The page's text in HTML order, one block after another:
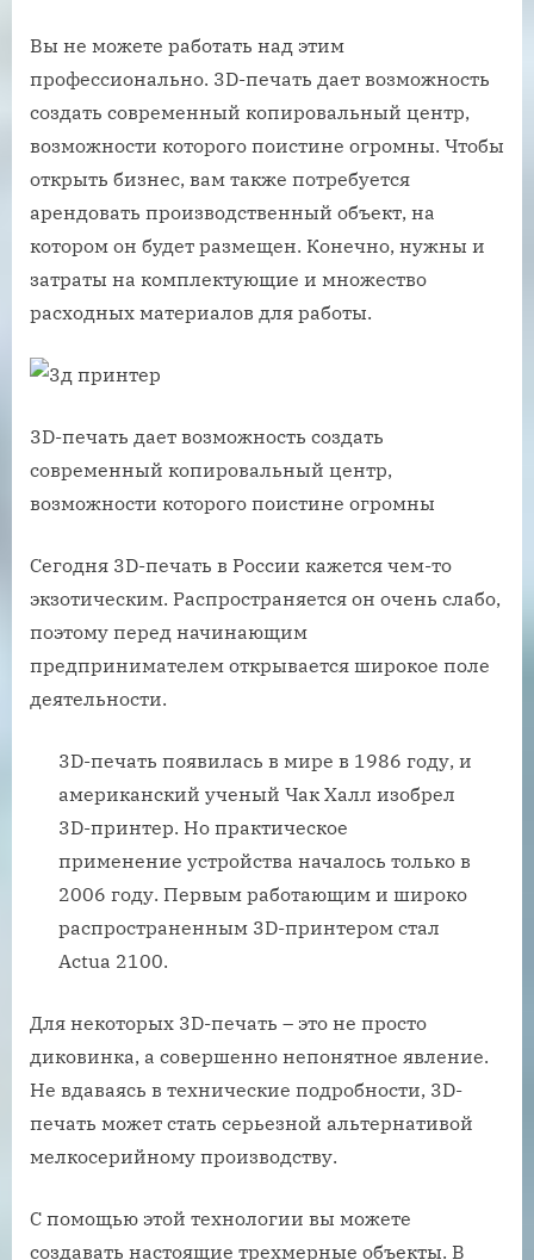
Вы не можете работать над этим
профессионально. 3D-печать дает возможность
создать современный копировальный центр,
возможности которого поистине огромны. Чтобы
открыть бизнес, вам также потребуется
арендовать производственный объект, на
котором он будет размещен. Конечно, нужны и
затраты на комплектующие и множество
расходных материалов для работы.
3D-печать дает возможность создать
современный копировальный центр,
возможности которого поистине огромны
Сегодня 3D-печать в России кажется чем-то
экзотическим. Распространяется он очень слабо,
поэтому перед начинающим
предпринимателем открывается широкое поле
деятельности.
3D-печать появилась в мире в 1986 году, и
американский ученый Чак Халл изобрел
3D-принтер. Но практическое
применение устройства началось только в
2006 году. Первым работающим и широко
распространенным 3D-принтером стал
Actua 2100.
Для некоторых 3D-печать – это не просто
диковинка, а совершенно непонятное явление.
Не вдаваясь в технические подробности, 3D-
печать может стать серьезной альтернативой
мелкосерийному производству.
С помощью этой технологии вы можете
создавать настоящие трехмерные объекты. В